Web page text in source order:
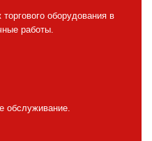
оборудования в
работы.
обслуживание.